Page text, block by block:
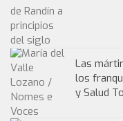
Las
los
y Salud